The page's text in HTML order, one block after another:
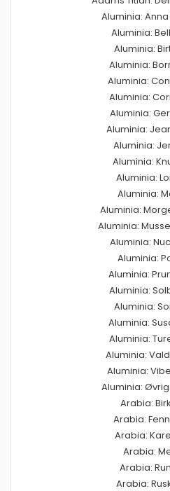
Aluminia:
Aluminia:
Aluminia:
Aluminia:
Aluminia:
Aluminia:
Aluminia:
Aluminia:
Aluminia:
Aluminia:
Aluminia:
Aluminia:
Aluminia:
Aluminia:
Aluminia:
Aluminia:
Aluminia:
Aluminia:
Aluminia:
Aluminia:
Aluminia:
Aluminia:
Aluminia:
Aluminia:
Arabia:
Arabia:
Arabia:
Arabia:
Arabia:
Arabia: